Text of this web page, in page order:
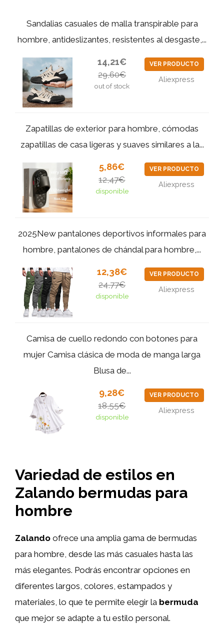
Sandalias casuales de malla transpirable para
hombre, antideslizantes, resistentes al desgaste,...
14,21€
29,60€
out of stock
VER PRODUCTO
Aliexpress
Zapatillas de exterior para hombre, cómodas
zapatillas de casa ligeras y suaves similares a la...
5,86€
12,47€
disponible
VER PRODUCTO
Aliexpress
2025New pantalones deportivos informales para
hombre, pantalones de chándal para hombre,...
12,38€
24,77€
disponible
VER PRODUCTO
Aliexpress
Camisa de cuello redondo con botones para
mujer Camisa clásica de moda de manga larga
Blusa de...
9,28€
18,55€
disponible
VER PRODUCTO
Aliexpress
Variedad de estilos en
Zalando bermudas para
hombre
Zalando ofrece una amplia gama de bermudas
para hombre, desde las más casuales hasta las
más elegantes. Podrás encontrar opciones en
diferentes largos, colores, estampados y
materiales, lo que te permite elegir la bermuda
que mejor se adapte a tu estilo personal.